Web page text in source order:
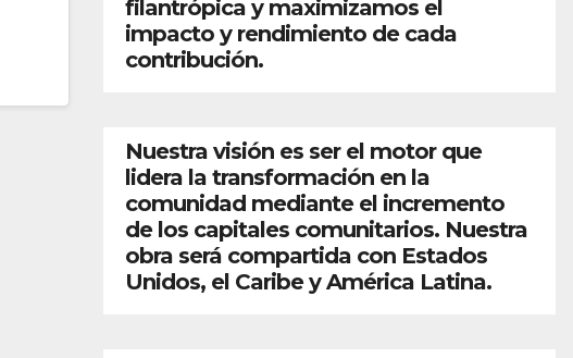
filantrópica y maximizamos el
impacto y rendimiento de cada
contribución.
Nuestra visión es ser el motor que
lidera la transformación en la
comunidad mediante el incremento
de los capitales comunitarios. Nuestra
obra será compartida con Estados
Unidos, el Caribe y América Latina.